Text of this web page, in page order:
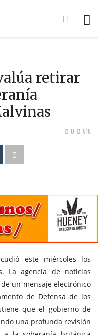
retirar
516
0
este miércoles los
La agencia de noticias
un mensaje electrónico
de Defensa de los
que el gobierno de
una profunda revisión